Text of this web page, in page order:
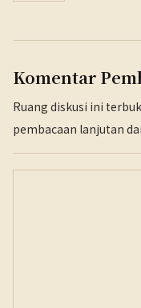
Komentar
Ruang diskusi ini
pembacaan lanjutan